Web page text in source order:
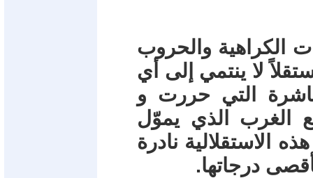
الكراهية والحروب
لا ينتمي إلى أي
التي حررت و
الغرب الذي يموّل
الاستقلالية نادرة
درجاتها.